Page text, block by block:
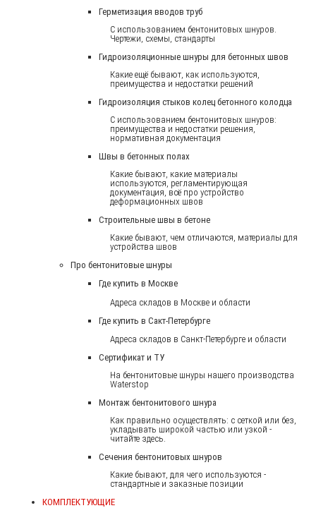
Герметизация вводов труб
С использованием бентонитовых шнуров.
Чертежи, схемы, стандарты
Гидроизоляционные шнуры для бетонных швов
Какие ещё бывают, как используются,
преимущества и недостатки решений
Гидроизоляция стыков колец бетонного колодца
С использованием бентонитовых шнуров:
преимущества и недостатки решения,
нормативная документация
Швы в бетонных полах
Какие бывают, какие материалы
используются, регламентирующая
документация, всё про устройство
деформационных швов
Строительные швы в бетоне
Какие бывают, чем отличаются, материалы для
устройства швов
Про бентонитовые шнуры
Где купить в Москве
Адреса складов в Москве и области
Где купить в Сакт-Петербурге
Адреса складов в Санкт-Петербурге и области
Сертификат и ТУ
На бентонитовые шнуры нашего производства
Waterstop
Монтаж бентонитового шнура
Как правильно осуществлять: с сеткой или без,
укладывать широкой частью или узкой -
читайте здесь.
Сечения бентонитовых шнуров
Какие бывают, для чего используются -
стандартные и заказные позиции
КОМПЛЕКТУЮЩИЕ